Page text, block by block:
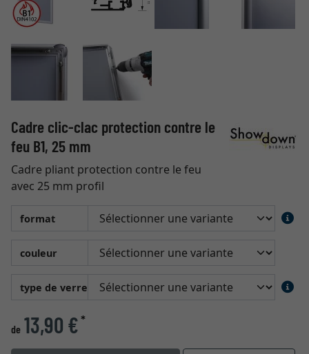
Cadre clic-clac protection contre le
feu B1, 25 mm
Cadre pliant protection contre le feu
avec 25 mm profil
format
couleur
type de verre
de 13,90 €*